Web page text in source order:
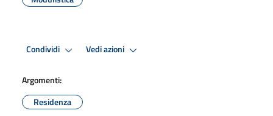
Condividi Vedi azioni
Argomenti:
Residenza